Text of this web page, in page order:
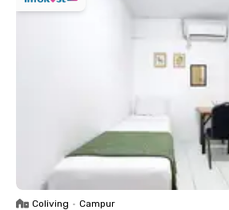
Coliving • Campur